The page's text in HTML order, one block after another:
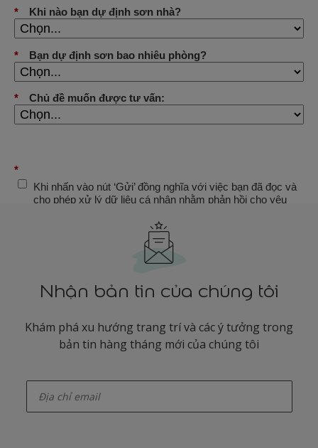
Nhận bản tin của chúng tôi
Khám phá xu hướng trang trí và các ý tưởng trong
bản tin hàng tháng mới của chúng tôi